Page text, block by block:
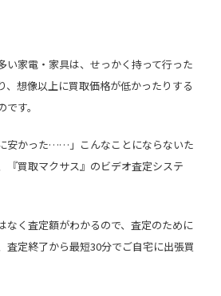
い家電・家具は、せっかく持って行った
、想像以上に買取価格が低かったりする
す。
安かった…… 」こんなことにならないた
『買取マクサス』のビデオ査定システ
なく査定額がわかるので、査定のために
査定終了から最短30分でご自宅に出張買